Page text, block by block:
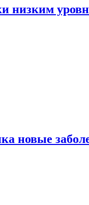
низким
новые